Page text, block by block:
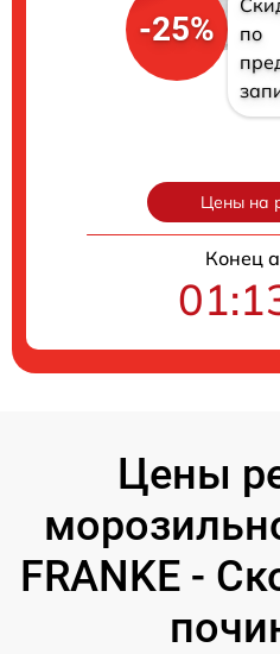
-25%
по
Цены на
Конец
Цены
FRANKE -